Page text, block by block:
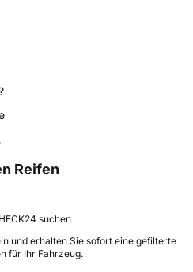
Reifen
suchen
und erhalten Sie sofort eine gefilterte
für Ihr Fahrzeug.